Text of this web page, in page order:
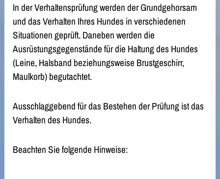
In der Verhaltensprüfung werden der Grundgehorsam
und das Verhalten Ihres Hundes in verschiedenen
Situationen geprüft. Daneben werden die
Ausrüstungsgegenstände für die Haltung des Hundes
(Leine, Halsband beziehungsweise Brustgeschirr,
Maulkorb)begutachtet.
Ausschlaggebend für das Bestehen der Prüfung ist das
Verhalten des Hundes.
Beachten Sie folgende Hinweise: